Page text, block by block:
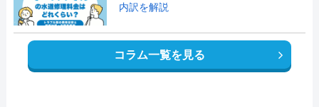
内訳を解説
コラム一覧を見る